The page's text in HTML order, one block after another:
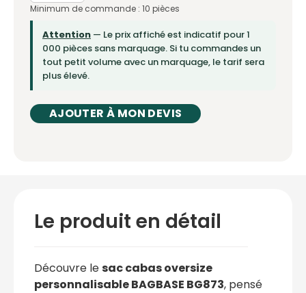
Minimum de commande : 10 pièces
Attention — Le prix affiché est indicatif pour 1
000 pièces sans marquage. Si tu commandes un
tout petit volume avec un marquage, le tarif sera
plus élevé.
AJOUTER À MON DEVIS
Le produit en détail
Découvre lesac cabas oversize
personnalisable BAGBASE BG873, pensé